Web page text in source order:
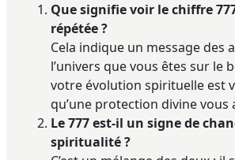
Que signifie voir le chiffre
répétée ?
Cela indique un message des
l’univers que vous êtes sur le
votre évolution spirituelle est
qu’une protection divine vous
Le 777 est-il un signe de
spiritualité ?